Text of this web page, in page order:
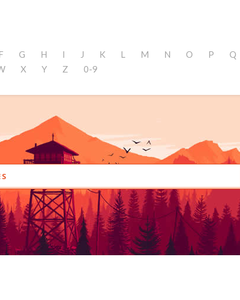
G H I J K L M N O P
Q
X Y Z 0-9